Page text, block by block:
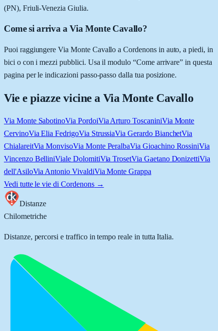
(PN), Friuli-Venezia Giulia.
Come si arriva a Via Monte Cavallo?
Puoi raggiungere Via Monte Cavallo a Cordenons in auto, a piedi, in
bici o con i mezzi pubblici. Usa il modulo “Come arrivare” in questa
pagina per le indicazioni passo-passo dalla tua posizione.
Vie e piazze vicine a Via Monte Cavallo
Via Monte SabotinoVia PordoiVia Arturo ToscaniniVia Monte
CervinoVia Elia FedrigoVia StrussiaVia Gerardo BianchetVia
ChialareitVia MonvisoVia Monte PeralbaVia Gioachino RossiniVia
Vincenzo BelliniViale DolomitiVia TrosetVia Gaetano DonizettiVia
dell'AsiloVia Antonio VivaldiVia Monte Grappa
Vedi tutte le vie di Cordenons→
Distanze
Chilometriche
Distanze, percorsi e traffico in tempo reale in tutta Italia.